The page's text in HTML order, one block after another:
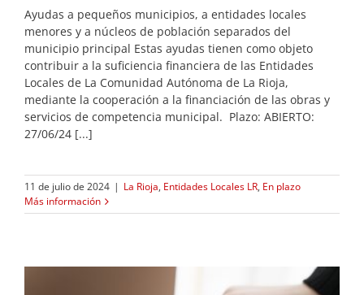
Ayudas a pequeños municipios, a entidades locales
menores y a núcleos de población separados del
municipio principal Estas ayudas tienen como objeto
contribuir a la suficiencia financiera de las Entidades
Locales de La Comunidad Autónoma de La Rioja,
mediante la cooperación a la financiación de las obras y
servicios de competencia municipal. Plazo: ABIERTO:
27/06/24 [...]
11 de julio de 2024 | La Rioja, Entidades Locales LR, En plazo
Más información